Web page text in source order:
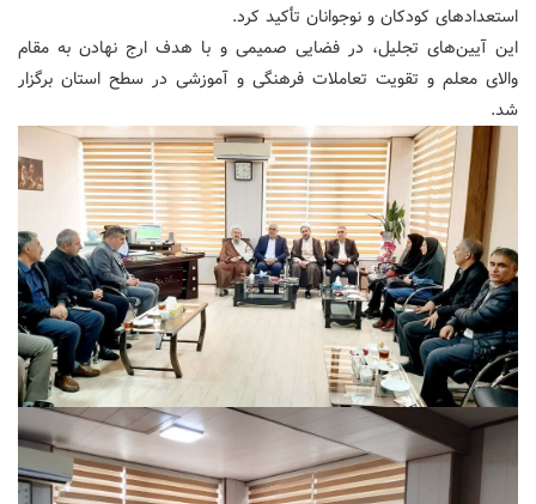
استعدادهای کودکان و نوجوانان تأکید کرد.
این آیین‌های تجلیل، در فضایی صمیمی و با هدف ارج نهادن به مقام
والای معلم و تقویت تعاملات فرهنگی و آموزشی در سطح استان برگزار
شد.